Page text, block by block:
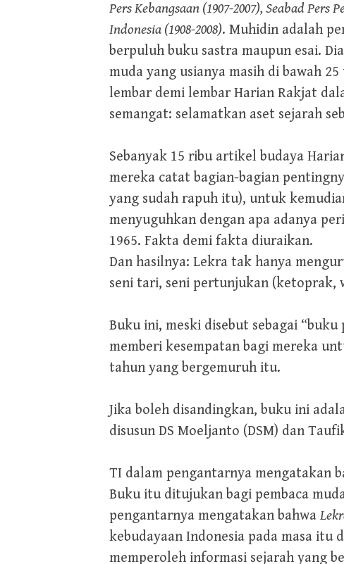
Pers Kebangsaan (1907-2007), Seabad
Indonesia (1908-2008). Muhidin adalah
berpuluh buku sastra maupun esai.
muda yang usianya masih di bawah
lembar demi lembar Harian Rakjat
semangat: selamatkan aset sejarah
Sebanyak 15 ribu artikel budaya
mereka catat bagian-bagian
yang sudah rapuh itu), untuk
menyuguhkan dengan apa adanya
1965. Fakta demi fakta diuraikan.
Dan hasilnya: Lekra tak hanya
seni tari, seni pertunjukan (ketoprak,
Buku ini, meski disebut sebagai
memberi kesempatan bagi mereka
tahun yang bergemuruh itu.
Jika boleh disandingkan, buku ini
disusun DS Moeljanto (DSM) dan
TI dalam pengantarnya mengatakan
Buku itu ditujukan bagi pembaca
pengantarnya mengatakan bahwa
kebudayaan Indonesia pada masa itu
memperoleh informasi sejarah yang